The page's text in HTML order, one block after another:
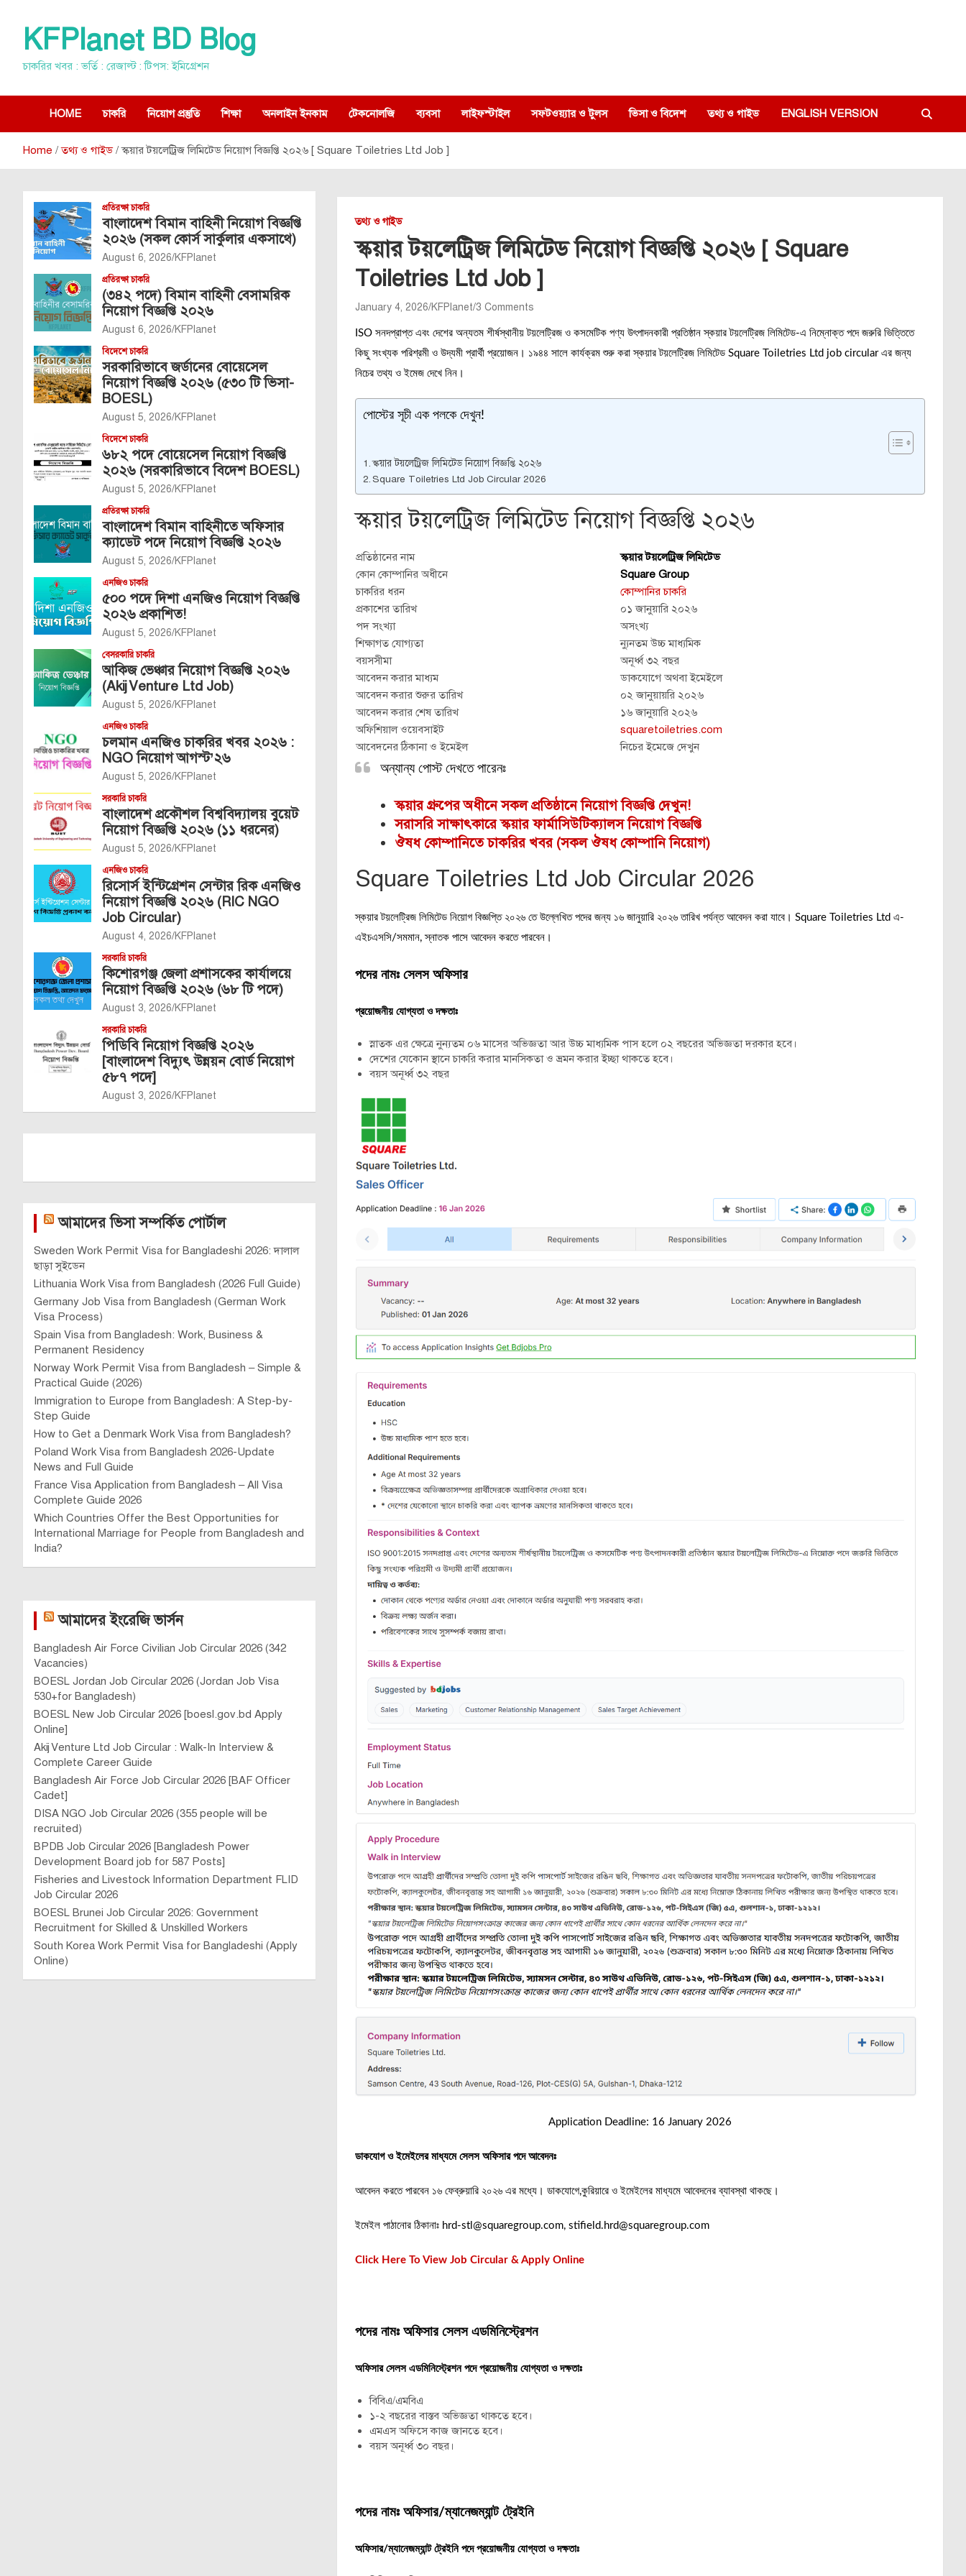
contentKFPlanet BD Blog
চাকরির খবর : ভর্তি : রেজাল্ট : টিপস: ইমিগ্রেশন
HOME চাকরি নিয়োগ প্রস্তুতি শিক্ষা অনলাইন ইনকাম টেকনোলজি ব্যবসা লাইফস্টাইল সফটওয়্যার ও টুলস ভিসা ও বিদেশ তথ্য ও গাইড ENGLISH VERSION
Home তথ্য ও গাইড স্কয়ার টয়লেট্রিজ লিমিটেড নিয়োগ বিজ্ঞপ্তি ২০২৬ [ Square Toiletries Ltd Job ]
তথ্য ও গাইড
স্কয়ার টয়লেট্রিজ লিমিটেড নিয়োগ বিজ্ঞপ্তি ২০২৬ [ Square
Toiletries Ltd Job ]
January 4, 2026 KFPlanet 3 Comments
ISO সনদপ্রাপ্ত এবং দেশের অন্যতম শীর্ষস্থানীয় টয়লেট্রিজ ও কসমেটিক পণ্য উৎপাদনকারী প্রতিষ্ঠান স্কয়ার টয়লেট্রিজ লিমিটেড-এ নিম্নোক্ত পদে জরুরি ভিত্তিতে
কিছু সংখ্যক পরিশ্রমী ও উদ্যমী প্রার্থী প্রয়োজন। ১৯৪৪ সালে কার্যক্রম শুরু করা স্কয়ার টয়লেট্রিজ লিমিটেড Square Toiletries Ltd job circular এর জন্য
নিচের তথ্য ও ইমেজ দেখে নিন।
পোস্টের সূচী এক পলকে দেখুন!
স্কয়ার টয়লেট্রিজ লিমিটেড নিয়োগ বিজ্ঞপ্তি ২০২৬
Square Toiletries Ltd Job Circular 2026
স্কয়ার টয়লেট্রিজ লিমিটেড নিয়োগ বিজ্ঞপ্তি ২০২৬
প্রতিষ্ঠানের নাম
স্কয়ার টয়লেট্রিজ লিমিটেড
কোন কোম্পানির অধীনে
Square Group
চাকরির ধরন
কোম্পানির চাকরি
প্রকাশের তারিখ
০১ জানুয়ারি ২০২৬
পদ সংখ্যা
অসংখ্য
শিক্ষাগত যোগ্যতা
ন্যুনতম উচ্চ মাধ্যমিক
বয়সসীমা
অনূর্ধ্ব ৩২ বছর
আবেদন করার মাধ্যম
ডাকযোগে অথবা ইমেইলে
আবেদন করার শুরুর তারিখ
০২ জানুয়ায়রি ২০২৬
আবেদন করার শেষ তারিখ
১৬ জানুয়ারি ২০২৬
অফিশিয়াল ওয়েবসাইট
squaretoiletries.com
আবেদনের ঠিকানা ও ইমেইল
নিচের ইমেজে দেখুন
অন্যান্য পোস্ট দেখতে পারেনঃ
স্কয়ার গ্রুপের অধীনে সকল প্রতিষ্ঠানে নিয়োগ বিজ্ঞপ্তি দেখুন!
সরাসরি সাক্ষাৎকারে স্কয়ার ফার্মাসিউটিক্যালস নিয়োগ বিজ্ঞপ্তি
ঔষধ কোম্পানিতে চাকরির খবর (সকল ঔষধ কোম্পানি নিয়োগ)
Square Toiletries Ltd Job Circular 2026
স্কয়ার টয়লেট্রিজ লিমিটেড নিয়োগ বিজ্ঞপ্তি ২০২৬ তে উল্লেখিত পদের জন্য ১৬ জানুয়ারি ২০২৬ তারিখ পর্যন্ত আবেদন করা যাবে। Square Toiletries Ltd এ-
এইচএসসি/সমমান, স্নাতক পাসে আবেদন করতে পারবেন।
পদের নামঃ সেলস অফিসার
প্রয়োজনীয় যোগ্যতা ও দক্ষতাঃ
স্নাতক এর ক্ষেত্রে নুন্যতম ০৬ মাসের অভিজ্ঞতা আর উচ্চ মাধ্যমিক পাস হলে ০২ বছরের অভিজ্ঞতা দরকার হবে।
দেশের যেকোন স্থানে চাকরি করার মানসিকতা ও ভ্রমন করার ইচ্ছা থাকতে হবে।
বয়স অনূর্ধ্ব ৩২ বছর
Application Deadline: 16 January 2026
ডাকযোগ ও ইমেইলের মাধ্যমে সেলস অফিসার পদে আবেদনঃ
আবেদন করতে পারবেন ১৬ ফেব্রুয়ারি ২০২৬ এর মধ্যে। ডাকযোগে,কুরিয়ারে ও ইমেইলের মাধ্যমে আবেদনের ব্যাবস্থা থাকছে।
ইমেইল পাঠানোর ঠিকানাঃ hrd-stl@squaregroup.com, stifield.hrd@squaregroup.com
Click Here To View Job Circular & Apply Online
পদের নামঃ অফিসার সেলস এডমিনিস্ট্রেশন
অফিসার সেলস এডমিনিস্ট্রেশন পদে প্রয়োজনীয় যোগ্যতা ও দক্ষতাঃ
বিবিএ/এমবিএ
১-২ বছরের বাস্তব অভিজ্ঞতা থাকতে হবে।
এমএস অফিসে কাজ জানতে হবে।
বয়স অনূর্ধ্ব ৩০ বছর।
পদের নামঃ অফিসার/ম্যানেজম্যান্ট ট্রেইনি
অফিসার/ম্যানেজম্যান্ট ট্রেইনি পদে প্রয়োজনীয় যোগ্যতা ও দক্ষতাঃ
প্রতিরক্ষা চাকরি
বাংলাদেশ বিমান বাহিনী নিয়োগ বিজ্ঞপ্তি
২০২৬ (সকল কোর্স সার্কুলার একসাথে)
August 6, 2026 KFPlanet
প্রতিরক্ষা চাকরি
(৩৪২ পদে) বিমান বাহিনী বেসামরিক
নিয়োগ বিজ্ঞপ্তি ২০২৬
August 6, 2026 KFPlanet
বিদেশে চাকরি
সরকারিভাবে জর্ডানের বোয়েসেল
নিয়োগ বিজ্ঞপ্তি ২০২৬ (৫৩০ টি ভিসা-
BOESL)
August 5, 2026 KFPlanet
বিদেশে চাকরি
৬৮২ পদে বোয়েসেল নিয়োগ বিজ্ঞপ্তি
২০২৬ (সরকারিভাবে বিদেশ BOESL)
August 5, 2026 KFPlanet
প্রতিরক্ষা চাকরি
বাংলাদেশ বিমান বাহিনীতে অফিসার
ক্যাডেট পদে নিয়োগ বিজ্ঞপ্তি ২০২৬
August 5, 2026 KFPlanet
এনজিও চাকরি
৫০০ পদে দিশা এনজিও নিয়োগ বিজ্ঞপ্তি
২০২৬ প্রকাশিত!
August 5, 2026 KFPlanet
বেসরকারি চাকরি
আকিজ ভেঞ্চার নিয়োগ বিজ্ঞপ্তি ২০২৬
(Akij Venture Ltd Job)
August 5, 2026 KFPlanet
এনজিও চাকরি
চলমান এনজিও চাকরির খবর ২০২৬ :
NGO নিয়োগ আগস্ট’২৬
August 5, 2026 KFPlanet
সরকারি চাকরি
বাংলাদেশ প্রকৌশল বিশ্ববিদ্যালয় বুয়েট
নিয়োগ বিজ্ঞপ্তি ২০২৬ (১১ ধরনের)
August 5, 2026 KFPlanet
এনজিও চাকরি
রিসোর্স ইন্টিগ্রেশন সেন্টার রিক এনজিও
নিয়োগ বিজ্ঞপ্তি ২০২৬ (RIC NGO
Job Circular)
August 4, 2026 KFPlanet
সরকারি চাকরি
কিশোরগঞ্জ জেলা প্রশাসকের কার্যালয়ে
নিয়োগ বিজ্ঞপ্তি ২০২৬ (৬৮ টি পদে)
August 3, 2026 KFPlanet
সরকারি চাকরি
পিডিবি নিয়োগ বিজ্ঞপ্তি ২০২৬
[বাংলাদেশ বিদ্যুৎ উন্নয়ন বোর্ড নিয়োগ
৫৮৭ পদে]
August 3, 2026 KFPlanet
আমাদের ভিসা সম্পর্কিত পোর্টাল
Sweden Work Permit Visa for Bangladeshi 2026: দালাল
ছাড়া সুইডেন
Lithuania Work Visa from Bangladesh (2026 Full Guide)
Germany Job Visa from Bangladesh (German Work
Visa Process)
Spain Visa from Bangladesh: Work, Business &
Permanent Residency
Norway Work Permit Visa from Bangladesh – Simple &
Practical Guide (2026)
Immigration to Europe from Bangladesh: A Step-by-
Step Guide
How to Get a Denmark Work Visa from Bangladesh?
Poland Work Visa from Bangladesh 2026-Update
News and Full Guide
France Visa Application from Bangladesh – All Visa
Complete Guide 2026
Which Countries Offer the Best Opportunities for
International Marriage for People from Bangladesh and
India?
আমাদের ইংরেজি ভার্সন
Bangladesh Air Force Civilian Job Circular 2026 (342
Vacancies)
BOESL Jordan Job Circular 2026 (Jordan Job Visa
530+for Bangladesh)
BOESL New Job Circular 2026 [boesl.gov.bd Apply
Online]
Akij Venture Ltd Job Circular : Walk-In Interview &
Complete Career Guide
Bangladesh Air Force Job Circular 2026 [BAF Officer
Cadet]
DISA NGO Job Circular 2026 (355 people will be
recruited)
BPDB Job Circular 2026 [Bangladesh Power
Development Board job for 587 Posts]
Fisheries and Livestock Information Department FLID
Job Circular 2026
BOESL Brunei Job Circular 2026: Government
Recruitment for Skilled & Unskilled Workers
South Korea Work Permit Visa for Bangladeshi (Apply
Online)